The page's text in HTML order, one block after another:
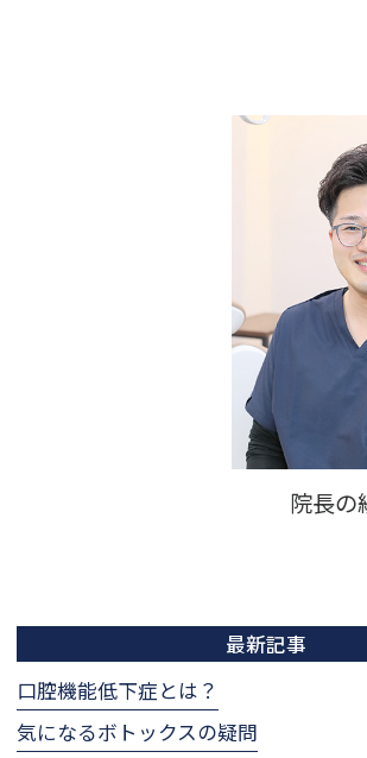
院長
最新記事
口腔機能低下症とは？
気になるボトックスの疑問